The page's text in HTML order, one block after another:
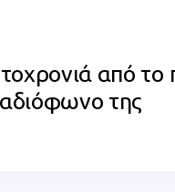
από το
της